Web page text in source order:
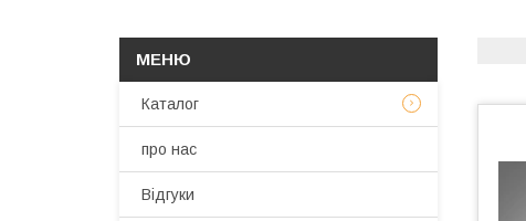
Каталог
про нас
Відгуки